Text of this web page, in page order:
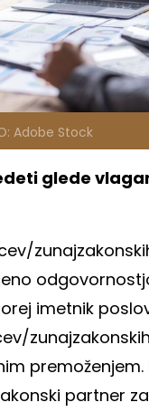
Adobe Stock
glede
imetnik
premoženjem.
partner